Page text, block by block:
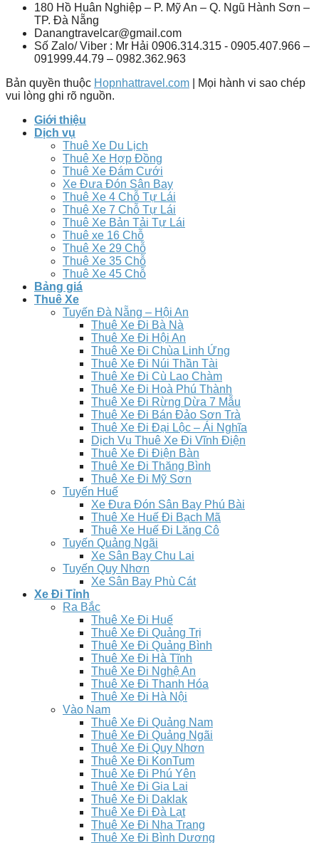
180 Hồ Huân Nghiệp – P. Mỹ An – Q. Ngũ Hành Sơn –
TP. Đà Nẵng
Danangtravelcar@gmail.com
Số Zalo/ Viber : Mr Hải 0906.314.315 - 0905.407.966 –
091999.44.79 – 0982.362.963
Bản quyền thuộc Hopnhattravel.com | Mọi hành vi sao chép
vui lòng ghi rõ nguồn.
Giới thiệu
Dịch vụ
Thuê Xe Du Lịch
Thuê Xe Hợp Đồng
Thuê Xe Đám Cưới
Xe Đưa Đón Sân Bay
Thuê Xe 4 Chỗ Tự Lái
Thuê Xe 7 Chỗ Tự Lái
Thuê Xe Bản Tải Tự Lái
Thuê xe 16 Chỗ
Thuê Xe 29 Chỗ
Thuê Xe 35 Chỗ
Thuê Xe 45 Chỗ
Bảng giá
Thuê Xe
Tuyến Đà Nẵng – Hội An
Thuê Xe Đi Bà Nà
Thuê Xe Đi Hội An
Thuê Xe Đi Chùa Linh Ứng
Thuê Xe Đi Núi Thần Tài
Thuê Xe Đi Cù Lao Chàm
Thuê Xe Đi Hoà Phú Thành
Thuê Xe Đi Rừng Dừa 7 Mẫu
Thuê Xe Đi Bán Đảo Sơn Trà
Thuê Xe Đi Đại Lộc – Ái Nghĩa
Dịch Vụ Thuê Xe Đi Vĩnh Điện
Thuê Xe Đi Điện Bàn
Thuê Xe Đi Thăng Bình
Thuê Xe Đi Mỹ Sơn
Tuyến Huế
Xe Đưa Đón Sân Bay Phú Bài
Thuê Xe Huế Đi Bạch Mã
Thuê Xe Huế Đi Lăng Cô
Tuyến Quảng Ngãi
Xe Sân Bay Chu Lai
Tuyến Quy Nhơn
Xe Sân Bay Phù Cát
Xe Đi Tỉnh
Ra Bắc
Thuê Xe Đi Huế
Thuê Xe Đi Quảng Trị
Thuê Xe Đi Quảng Bình
Thuê Xe Đi Hà Tĩnh
Thuê Xe Đi Nghệ An
Thuê Xe Đi Thanh Hóa
Thuê Xe Đi Hà Nội
Vào Nam
Thuê Xe Đi Quảng Nam
Thuê Xe Đi Quảng Ngãi
Thuê Xe Đi Quy Nhơn
Thuê Xe Đi KonTum
Thuê Xe Đi Phú Yên
Thuê Xe Đi Gia Lai
Thuê Xe Đi Daklak
Thuê Xe Đi Đà Lạt
Thuê Xe Đi Nha Trang
Thuê Xe Đi Bình Dương